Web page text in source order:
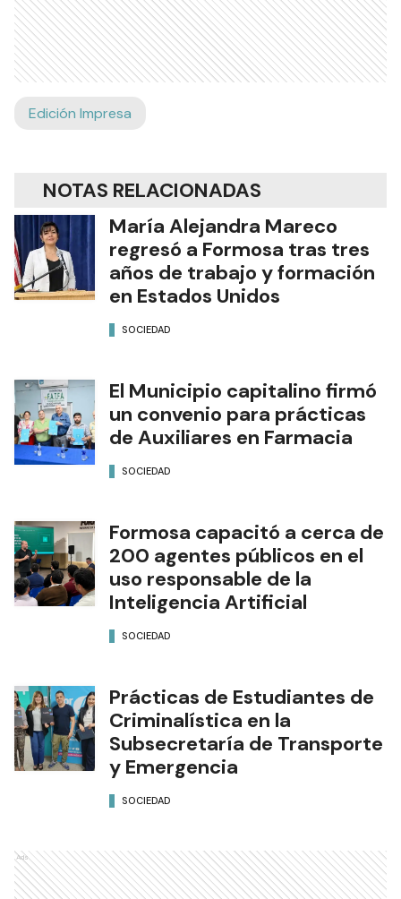
Edición Impresa
NOTAS RELACIONADAS
María Alejandra Mareco
regresó a Formosa tras tres
años de trabajo y formación
en Estados Unidos
SOCIEDAD
El Municipio capitalino firmó
un convenio para prácticas
de Auxiliares en Farmacia
SOCIEDAD
Formosa capacitó a cerca de
200 agentes públicos en el
uso responsable de la
Inteligencia Artificial
SOCIEDAD
Prácticas de Estudiantes de
Criminalística en la
Subsecretaría de Transporte
y Emergencia
SOCIEDAD
Ads